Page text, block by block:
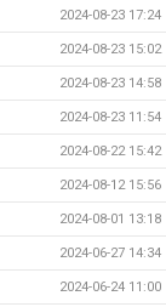
2024-08-23 17:24
2024-08-23 15:02
2024-08-23 14:58
2024-08-23 11:54
2024-08-22 15:42
2024-08-12 15:56
2024-08-01 13:18
2024-06-27 14:34
2024-06-24 11:00